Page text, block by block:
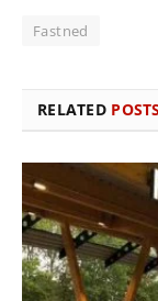
Fastned
RELATED